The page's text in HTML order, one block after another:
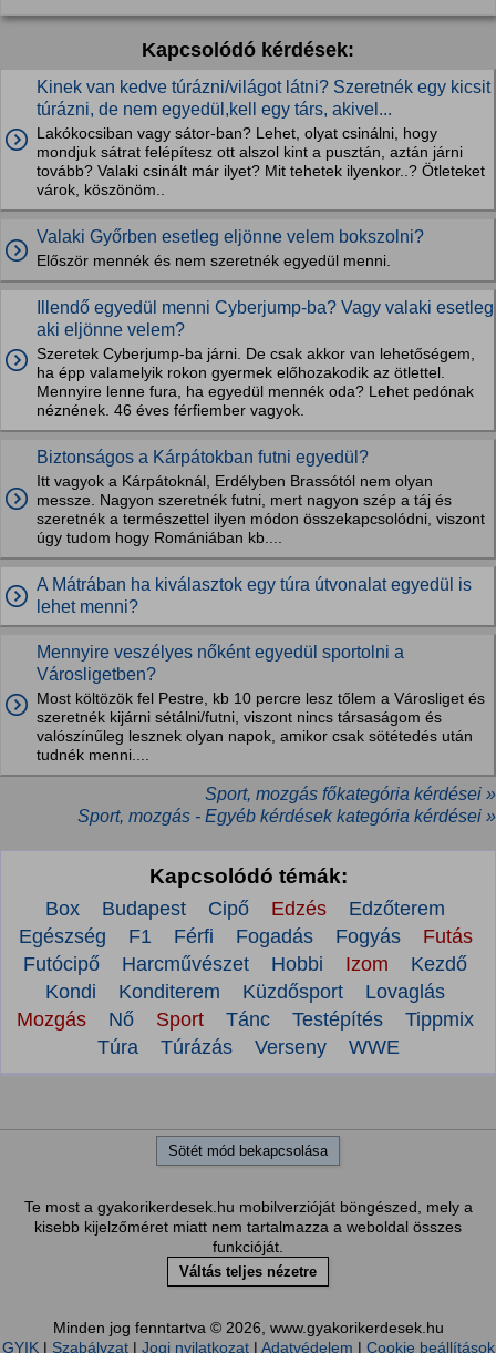
Kapcsolódó kérdések:
Kinek van kedve túrázni/világot látni? Szeretnék egy kicsit
túrázni, de nem egyedül,kell egy társ, akivel...
Lakókocsiban vagy sátor-ban? Lehet, olyat csinálni, hogy
mondjuk sátrat felépítesz ott alszol kint a pusztán, aztán járni
tovább? Valaki csinált már ilyet? Mit tehetek ilyenkor..? Ötleteket
várok, köszönöm..
Valaki Győrben esetleg eljönne velem bokszolni?
Először mennék és nem szeretnék egyedül menni.
Illendő egyedül menni Cyberjump-ba? Vagy valaki esetleg
aki eljönne velem?
Szeretek Cyberjump-ba járni. De csak akkor van lehetőségem,
ha épp valamelyik rokon gyermek előhozakodik az ötlettel.
Mennyire lenne fura, ha egyedül mennék oda? Lehet pedónak
néznének. 46 éves férfiember vagyok.
Biztonságos a Kárpátokban futni egyedül?
Itt vagyok a Kárpátoknál, Erdélyben Brassótól nem olyan
messze. Nagyon szeretnék futni, mert nagyon szép a táj és
szeretnék a természettel ilyen módon összekapcsolódni, viszont
úgy tudom hogy Romániában kb....
A Mátrában ha kiválasztok egy túra útvonalat egyedül is
lehet menni?
Mennyire veszélyes nőként egyedül sportolni a
Városligetben?
Most költözök fel Pestre, kb 10 percre lesz tőlem a Városliget és
szeretnék kijárni sétálni/futni, viszont nincs társaságom és
valószínűleg lesznek olyan napok, amikor csak sötétedés után
tudnék menni....
Sport, mozgás főkategória kérdései »
Sport, mozgás - Egyéb kérdések kategória kérdései »
Kapcsolódó témák:
Box Budapest Cipő Edzés
Edzőterem
Egészség
F1 Férfi Fogadás Fogyás
Futás
Futócipő
Harcművészet Hobbi Izom
Kezdő
Kondi
Konditerem Küzdősport
Lovaglás
Mozgás
Nő Sport Tánc Testépítés
Tippmix
Túra
Túrázás Verseny WWE
Sötét mód bekapcsolása
Te most a gyakorikerdesek.hu mobilverzióját böngészed, mely a
kisebb kijelzőméret miatt nem tartalmazza a weboldal összes
funkcióját.
Váltás teljes nézetre
Minden jog fenntartva © 2026, www.gyakorikerdesek.hu
GYIK| Szabályzat| Jogi nyilatkozat| Adatvédelem | Cookie beállítások